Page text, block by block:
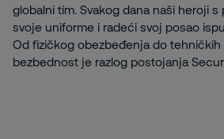
globalni tim. Svakog dana naši heroji
svoje uniforme i radeći svoj posao
Od fizičkog obezbeđenja do tehničkih
bezbednost je razlog postojanja